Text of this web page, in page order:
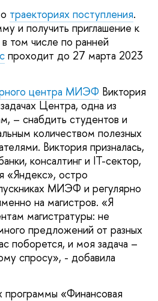
траекториях поступления.
и получить приглашение к
том числе по ранней
проходит до 27 марта 2023
центра МИЭФ Виктория
Центра, одна из
– снабдить студентов и
количеством полезных
Виктория призналась,
консалтинг и IT-сектор,
«Яндекс», остро
МИЭФ и регулярно
на магистров. «Я
магистратуры: не
предложений от разных
поборется, и моя задача –
спросу», - добавила
программы «Финансовая